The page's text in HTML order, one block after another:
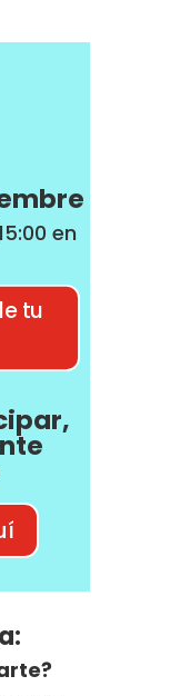
en
tu